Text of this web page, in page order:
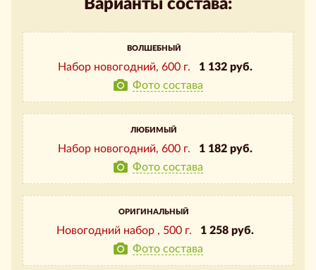
Варианты состава:
ВОЛШЕБНЫЙ
Набор новогодний, 600 г.
1 132 руб.
Фото состава
ЛЮБИМЫЙ
Набор новогодний, 600 г.
1 182 руб.
Фото состава
ОРИГИНАЛЬНЫЙ
Новогодний набор , 500 г.
1 258 руб.
Фото состава